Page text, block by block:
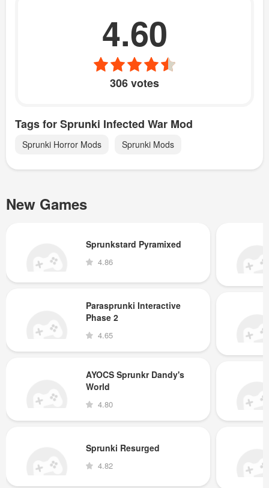
4.60
306 votes
Tags for Sprunki Infected War Mod
Sprunki Horror Mods Sprunki Mods
New Games
Sprunkstard Pyramixed
4.86
Parasprunki Interactive
Phase 2
4.65
AYOCS Sprunkr Dandy's
World
4.80
Sprunki Resurged
4.82